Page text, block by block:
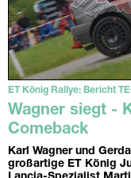
ET König Rallye: Bericht
Wagner siegt -
Comeback
Karl Wagner und
großartige ET König